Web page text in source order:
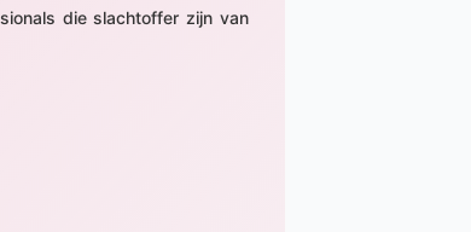
die slachtoffer zijn van